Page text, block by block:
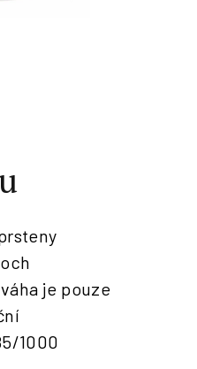
váha je pouze
1000